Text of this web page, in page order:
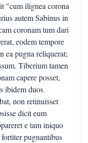
"cum ilignea corona
autem Sabinus in
coronam tum dari
eodem tempore
ea pugna reliquerat;
Tiberium tamen
capere posset,
ibidem duos
non retinuisset
dicit eum
e tam iniquo
pugnantibus